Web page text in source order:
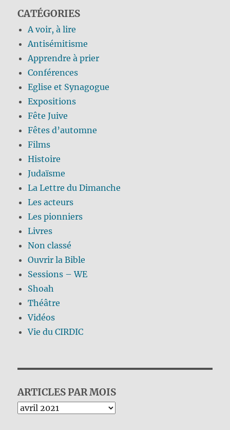
CATÉGORIES
A voir, à lire
Antisémitisme
Apprendre à prier
Conférences
Eglise et Synagogue
Expositions
Fête Juive
Fêtes d’automne
Films
Histoire
Judaïsme
La Lettre du Dimanche
Les acteurs
Les pionniers
Livres
Non classé
Ouvrir la Bible
Sessions – WE
Shoah
Théâtre
Vidéos
Vie du CIRDIC
ARTICLES PAR MOIS
Archives